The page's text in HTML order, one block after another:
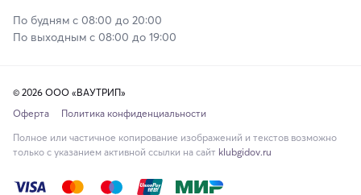
По будням с 08:00 до 20:00
По выходным с 08:00 до 19:00
© 2026 ООО «ВАУТРИП»
Оферта
Политика конфиденциальности
Полное или частичное копирование изображений и текстов возможно
только с указанием активной ссылки на сайт klubgidov.ru